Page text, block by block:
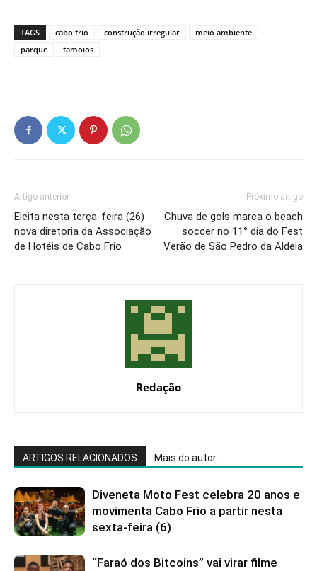
TAGS cabo frio construção irregular
meio ambiente
parque
tamoios
Artigo anterior
Eleita nesta terça-feira (26)
nova diretoria da Associação
de Hotéis de Cabo Frio
Próximo artigo
Chuva de gols marca o beach
soccer no 11° dia do Fest
Verão de São Pedro da Aldeia
Redação
ARTIGOS RELACIONADOS Mais do autor
Diveneta Moto Fest celebra 20 anos e
movimenta Cabo Frio a partir nesta
sexta-feira (6)
“Faraó dos Bitcoins” vai virar filme